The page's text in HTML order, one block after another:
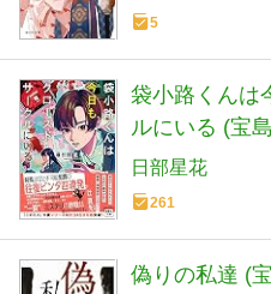
5
袋小路くんは
ルにいる (宝
シリーズ)
日部星花
261
偽りの私達 (